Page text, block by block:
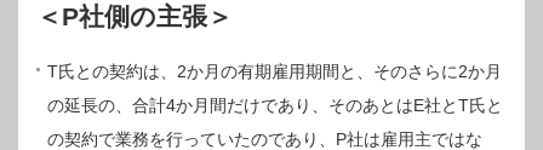
＜P社側の主張＞
T氏との契約は、2か月の有期雇用期間と、そのさらに2か月
の延長の、合計4か月間だけであり、そのあとはE社とT氏と
の契約で業務を行っていたのであり、P社は雇用主ではな